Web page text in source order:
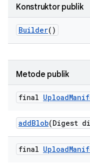
Konstruktor publik
Builder()
Metode publik
final Upload
addBlob(Digest
final Upload